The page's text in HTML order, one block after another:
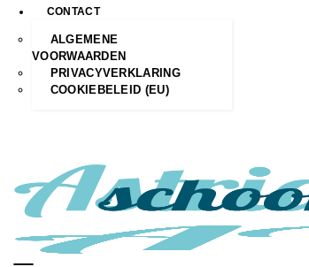
CONTACT
ALGEMENE
VOORWAARDEN
PRIVACYVERKLARING
COOKIEBELEID (EU)